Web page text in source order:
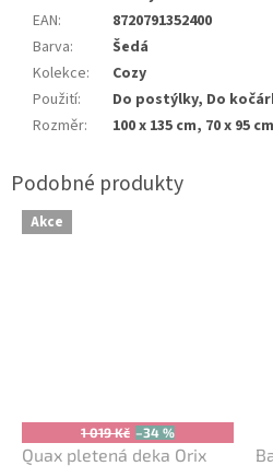
EAN:
8720791352400
Barva:
Šedá
Kolekce:
Cozy
Použití:
Do postýlky, Do
Rozměr: 100 x 135 cm, 70 x 95 cm
Akce
1 019 Kč –34 %
Quax pletená deka Orix